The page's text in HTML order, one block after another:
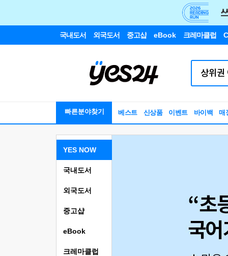
국내도서 외국도서 중고샵 eBook 크레마클럽
빠른분야찾기 베스트 신상품 이벤트 바이백 매
YES NOW
국내도서
외국도서
중고샵
eBook
크레마클럽